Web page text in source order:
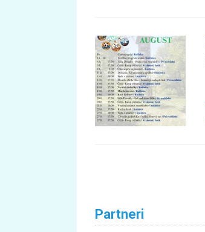
Partneri